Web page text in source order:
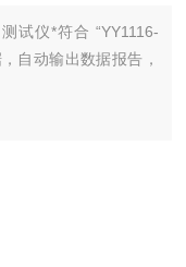
试仪*符合 “YY1116-
自动输出数据报告，